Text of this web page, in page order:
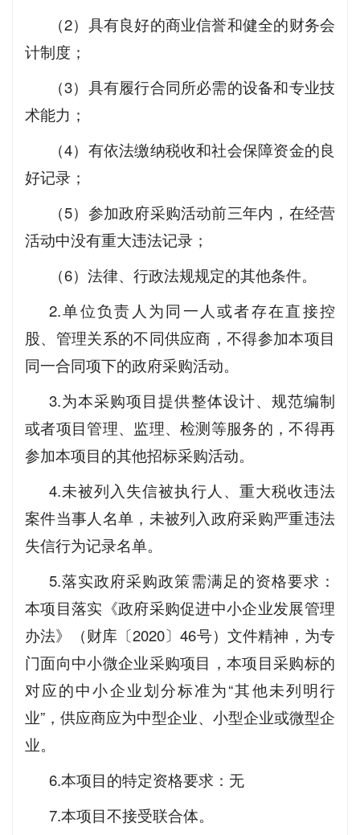
（2）具有良好的商业信誉和健全的财务会
计制度；
（3）具有履行合同所必需的设备和专业技
术能力；
（4）有依法缴纳税收和社会保障资金的良
好记录；
（5）参加政府采购活动前三年内，在经营
活动中没有重大违法记录；
（6）法律、行政法规规定的其他条件。
2.单位负责人为同一人或者存在直接控
股、管理关系的不同供应商，不得参加本项目
同一合同项下的政府采购活动。
3.为本采购项目提供整体设计、规范编制
或者项目管理、监理、检测等服务的，不得再
参加本项目的其他招标采购活动。
4.未被列入失信被执行人、重大税收违法
案件当事人名单，未被列入政府采购严重违法
失信行为记录名单。
5.落实政府采购政策需满足的资格要求：
本项目落实《政府采购促进中小企业发展管理
办法》（财库〔2020〕46号）文件精神，为专
门面向中小微企业采购项目，本项目采购标的
对应的中小企业划分标准为“其他未列明行
业”，供应商应为中型企业、小型企业或微型企
业。
6.本项目的特定资格要求：无
7.本项目不接受联合体。